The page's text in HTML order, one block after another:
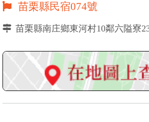
苗栗縣民宿074號
苗栗縣南庄鄉東河村10鄰六隘寮